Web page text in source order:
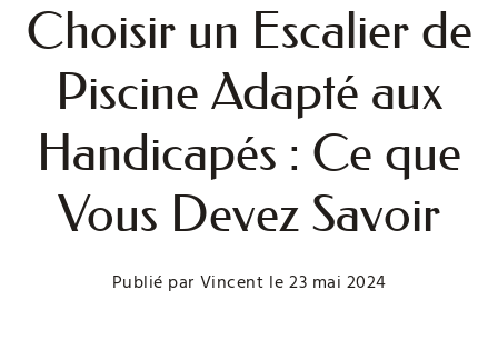
Choisir un Escalier de
Piscine Adapté aux
Handicapés : Ce que
Vous Devez Savoir
Publié par Vincent le 23 mai 2024